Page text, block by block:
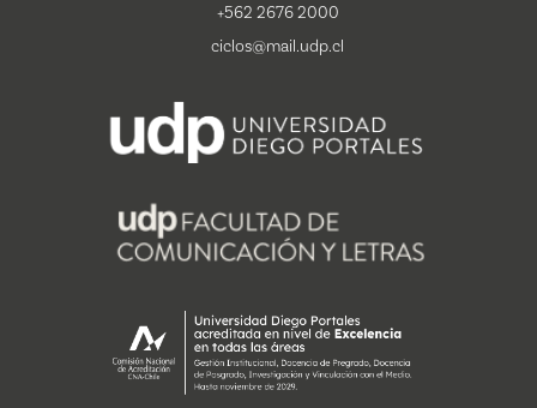
+562 2676 2000
ciclos@mail.udp.cl